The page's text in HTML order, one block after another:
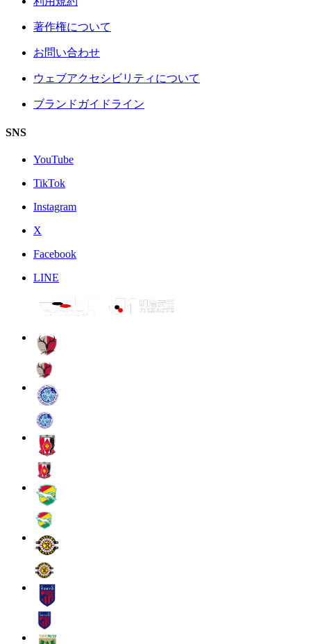
著作権について
お問い合わせ
ウェブアクセシビリティについて
ブランドガイドライン
SNS
YouTube
TikTok
Instagram
X
Facebook
LINE